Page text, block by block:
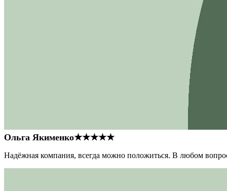
Ольга Якименко★★★★★
Надёжная компания, всегда можно положиться. В любом